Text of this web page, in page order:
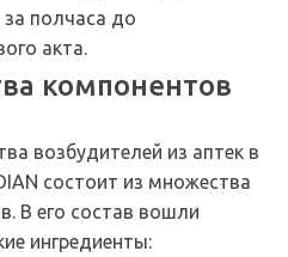
полчаса до
акта.
компонентов
возбудителей из аптек в
состоит из множества
В его состав вошли
ингредиенты: